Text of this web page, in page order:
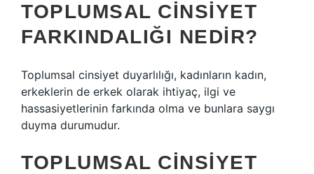
TOPLUMSAL CINSIYET
FARKINDALIĞI NEDIR?
Toplumsal cinsiyet duyarlılığı, kadınların kadın,
erkeklerin de erkek olarak ihtiyaç, ilgi ve
hassasiyetlerinin farkında olma ve bunlara saygı
duyma durumudur.
TOPLUMSAL CINSIYET